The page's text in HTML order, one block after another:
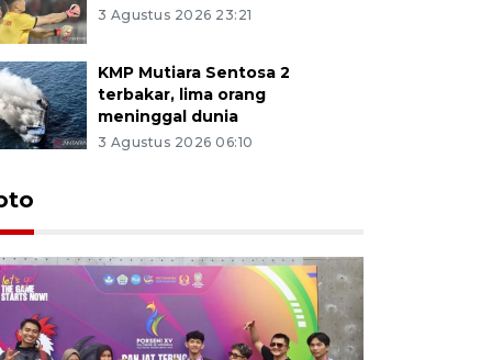
3 Agustus 2026 23:21
KMP Mutiara Sentosa 2
terbakar, lima orang
meninggal dunia
3 Agustus 2026 06:10